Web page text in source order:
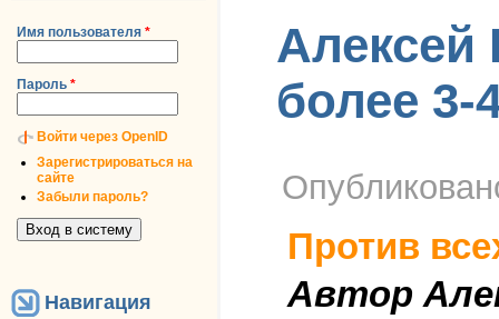
Имя пользователя *
Пароль *
Войти через OpenID
Зарегистрироваться на
сайте
Забыли пароль?
Навигация
Алексей
более 3-
Против
Автор